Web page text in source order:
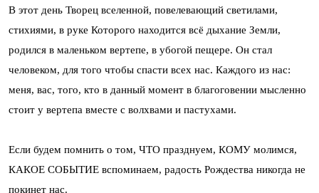
В этот день Творец вселенной, повелевающий светилами,
стихиями, в руке Которого находится всё дыхание Земли,
родился в маленьком вертепе, в убогой пещере. Он стал
человеком, для того чтобы спасти всех нас. Каждого из нас:
меня, вас, того, кто в данный момент в благоговении мысленно
стоит у вертепа вместе с волхвами и пастухами.
Если будем помнить о том, ЧТО празднуем, КОМУ молимся,
КАКОЕ СОБЫТИЕ вспоминаем, радость Рождества никогда не
покинет нас.